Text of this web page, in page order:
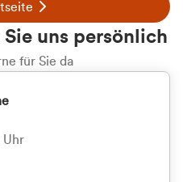
uns persönlich
für Sie da
Uhr